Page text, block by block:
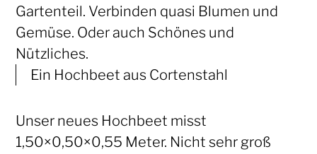
Gartenteil. Verbinden quasi Blumen und
Gemüse. Oder auch Schönes und
Nützliches.
Ein Hochbeet aus Cortenstahl
Unser neues Hochbeet misst
1,50×0,50×0,55 Meter. Nicht sehr groß